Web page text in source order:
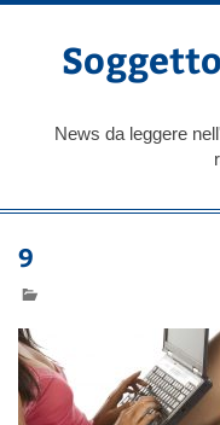
Skip
News da leggere
9